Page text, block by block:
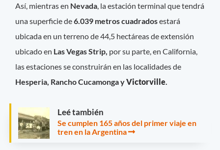
Así, mientras en Nevada , la estación terminal que tendrá
una superficie de6.039 metros cuadradosestará
ubicada en un terreno de 44,5 hectáreas de extensión
ubicado en Las Vegas Strip, por su parte, en California,
las estaciones se construirán en las localidades de
Hesperia, Rancho Cucamonga yVictorville
Leé también
Se cumplen 165 años del primer viaje en
tren en la Argentina